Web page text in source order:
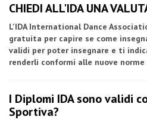
CHIEDI ALL'IDA UNA
L'IDA International Dance
gratuita per capire se come
validi per poter insegnare e ti
renderli conformi alle nuove norme
I Diplomi IDA sono validi
Sportiva?